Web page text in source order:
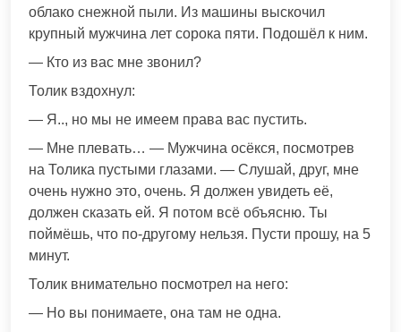
облако снежной пыли. Из машины выскочил
крупный мужчина лет сорока пяти. Подошёл к ним.
— Кто из вас мне звонил?
Толик вздохнул:
— Я.., но мы не имеем права вас пустить.
— Мне плевать… — Мужчина осёкся, посмотрев
на Толика пустыми глазами. — Слушай, друг, мне
очень нужно это, очень. Я должен увидеть её,
должен сказать ей. Я потом всё объясню. Ты
поймёшь, что по-другому нельзя. Пусти прошу, на 5
минут.
Толик внимательно посмотрел на него:
— Но вы понимаете, она там не одна.